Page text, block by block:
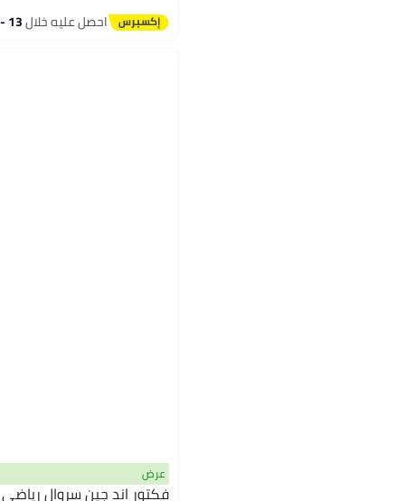
احصل عليه خلال13 - 14 اغسطس
عرض
فكتور اند جين سروال رياضي